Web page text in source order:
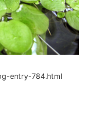
entry-784.html